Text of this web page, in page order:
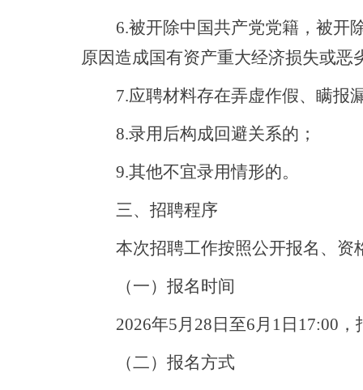
6.被开除中国共产党党籍，被开
原因造成国有资产重大经济损失或恶
7.应聘材料存在弄虚作假、瞒报
8.录用后构成回避关系的；
9.其他不宜录用情形的。
三、招聘程序
本次招聘工作按照公开报名、
（一）报名时间
2026年5月28日至6月1日17:00
（二）报名方式